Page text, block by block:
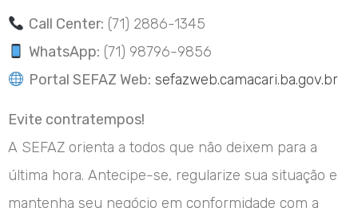
Call Center: (71) 2886-1345
WhatsApp: (71) 98796-9856
Portal SEFAZ Web: sefazweb.camacari.ba.gov.br
Evite contratempos!
A SEFAZ orienta a todos que não deixem para a
última hora. Antecipe-se, regularize sua situação e
mantenha seu negócio em conformidade com a